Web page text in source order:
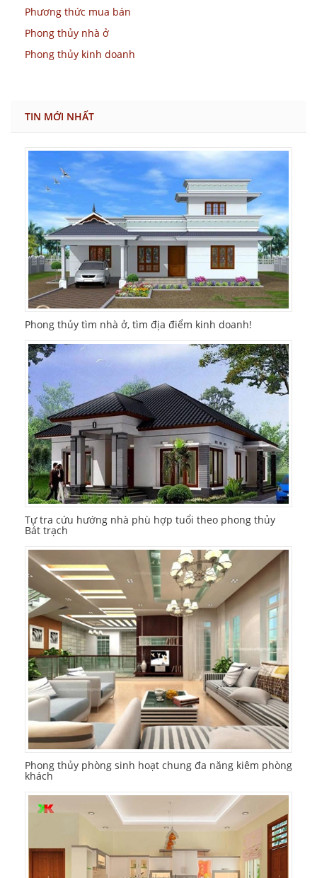
Phương thức mua bán
Phong thủy nhà ở
Phong thủy kinh doanh
TIN MỚI NHẤT
Phong thủy tìm nhà ở, tìm địa điểm kinh doanh!
Tự tra cứu hướng nhà phù hợp tuổi theo phong thủy
Bát trạch
Phong thủy phòng sinh hoạt chung đa năng kiêm phòng
khách